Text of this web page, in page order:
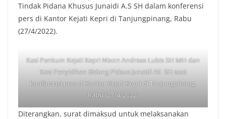
Tindak Pidana Khusus Junaidi A.S SH dalam konferensi
pers di Kantor Kejati Kepri di Tanjungpinang, Rabu
(27/4/2022).
Kasi Penkum Kejati Kepri Nixon Andreas Lubis SH MH dan
Kasi Penyidikan Bidang Pidsus Junaidi AS SH saat
konfirmasi pers di Kantor Kejati Kepri di Tanjungpinang,
Rabu (27/4/2022)
Diterangkan, surat dimaksud untuk melaksanakan